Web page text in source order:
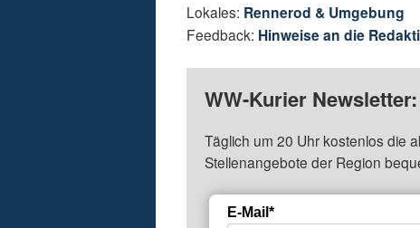
Lokales: Rennerod & Umgebung
Feedback: Hinweise an die
WW-Kurier
Täglich um 20 Uhr kostenlos die
Stellenangebote der Region
E-Mail*